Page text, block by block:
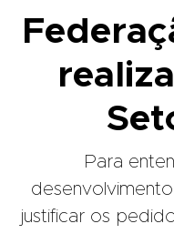
Para
justificar os